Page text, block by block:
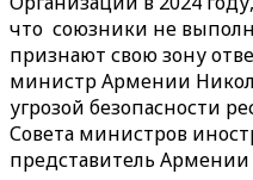
что союзники не
признают свою зону
министр Армении
угрозой безопасности
Совета министров
представитель Армении